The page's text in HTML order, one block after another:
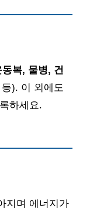
동복, 물병, 건
). 이 외에도
하세요.
지며 에너지가